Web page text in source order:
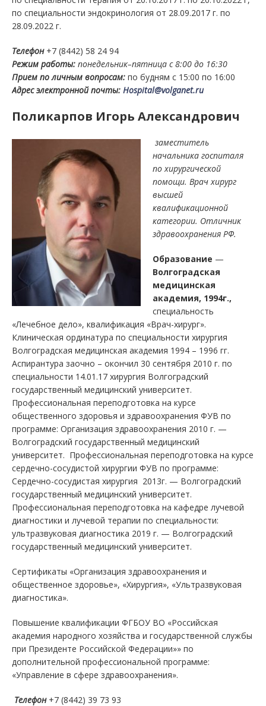
по специальности эндокринология от 28.09.2017 г. по
28.09.2022 г.
Телефон+7 (8442) 58 24 94
Режим работы: понедельник–пятница с 8:00 до 16:30
Прием по личным вопросам: по будням с 15:00 по 16:00
Адрес электронной почты: Hospital@volganet.ru
Поликарпов Игорь Александрович
заместитель
начальника госпиталя
по хирургической
помощи. Врач хирург
высшей
квалификационной
категории. Отличник
здравоохранения РФ.
Образование —
Волгоградская
медицинская
академия, 1994г.,
специальность
«Лечебное дело», квалификация «Врач-хирург».
Клиническая ординатура по специальности хирургия
Волгоградская медицинская академия 1994 – 1996 гг.
Аспирантура заочно – окончил 30 сентября 2010 г. по
специальности 14.01.17 хирургия Волгоградский
государственный медицинский университет.
Профессиональная переподготовка на курсе
общественного здоровья и здравоохранения ФУВ по
программе: Организация здравоохранения 2010 г. —
Волгоградский государственный медицинский
университет. Профессиональная переподготовка на курсе
сердечно-сосудистой хирургии ФУВ по программе:
Сердечно-сосудистая хирургия 2013г. — Волгоградский
государственный медицинский университет.
Профессиональная переподготовка на кафедре лучевой
диагностики и лучевой терапии по специальности:
ультразвуковая диагностика 2019 г. — Волгоградский
государственный медицинский университет.
Сертификаты «Организация здравоохранения и
общественное здоровье», «Хирургия», «Ультразвуковая
диагностика».
Повышение квалификации ФГБОУ ВО «Российская
академия народного хозяйства и государственной службы
при Президенте Российской Федерации»» по
дополнительной профессиональной программе:
«Управление в сфере здравоохранения».
Телефон+7 (8442) 39 73 93